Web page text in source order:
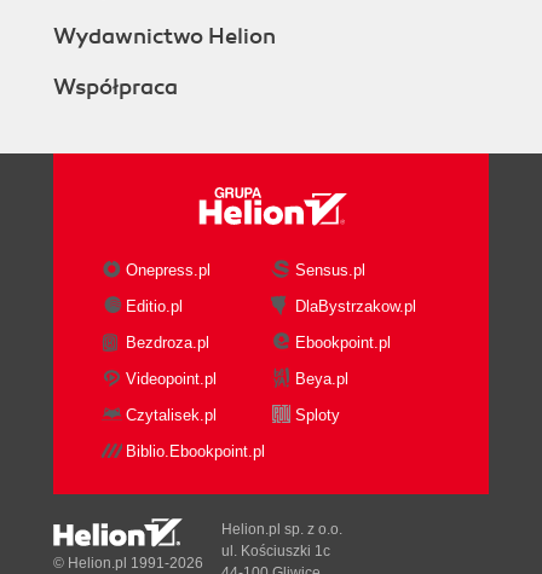
Wydawnictwo Helion
Współpraca
Onepress.pl
Sensus.pl
Editio.pl
DlaBystrzakow.pl
Bezdroza.pl
Ebookpoint.pl
Videopoint.pl
Beya.pl
Czytalisek.pl
Sploty
Biblio.Ebookpoint.pl
© Helion.pl 1991-2026
Helion.pl sp. z o.o.
ul. Kościuszki 1c